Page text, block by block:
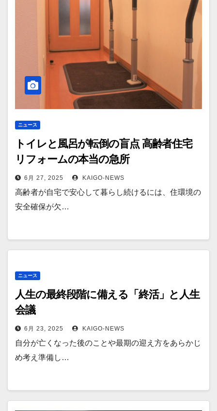
ニュース
トイレと風呂が転倒の盲点 高齢者住宅
リフォームの本当の急所
6月 27, 2025 KAIGO-NEWS
高齢者が自宅で安心して暮らし続けるには、住環境の
安全確保が欠…
ニュース
人生の最終段階に備える「終活」と人生
会議
6月 23, 2025 KAIGO-NEWS
自分が亡くなった後のことや最期の迎え方をあらかじ
め考え準備し…